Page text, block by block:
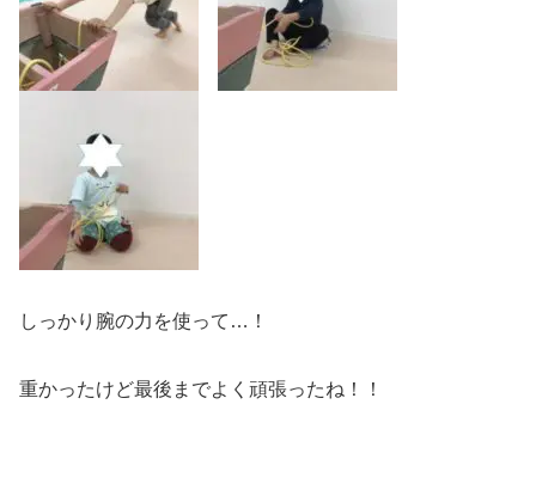
しっかり腕の力を使って…！
重かったけど最後までよく頑張ったね！！